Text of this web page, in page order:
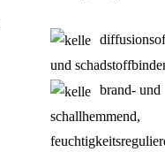
und
brand- und
schallhemmend,